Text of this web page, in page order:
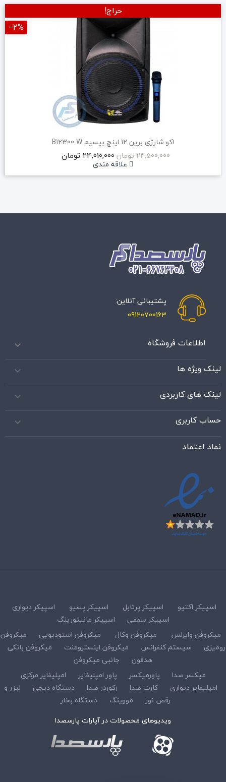
اکو شارژی برین 12 اینچ بیسیم B12300 W
24,500,000 تومان
24,010,000 تومان
علاقه مندی
حراج!
‎−2%
پشتیبانی آنلاین:
09120700163
اطلاعات فروشگاه 
لینک ویژه ها 
لینک های کاربردی 
حساب کاربری 
نماد اعتماد
اسپیکر اکتیو اسپیکر پرتابل اسپیکر پسیو
اسپیکر دیواری
اسپیکر سقفی
اسپیکر مانیتورینگ
میکروفن وایرلس
میکروفن وکال میکروفن استودیویی
میکروفن
رومیزی
سیستم کنفرانس میکروفن اینسترومنت
میکروفن بانکی
هدفون
جانبی میکروفن
میکسر صدا
پاورمیکسر پاور امپلیفایر
امپلیفایر مرکزی
امپلیفایر دیواری
کارت صدا رکوردر صدا دستگاه دیجی
لیزر و
رقص نور
مووینگ
دستگاه بخار
ویدیوهای محصولات در آپارات پارسصدا